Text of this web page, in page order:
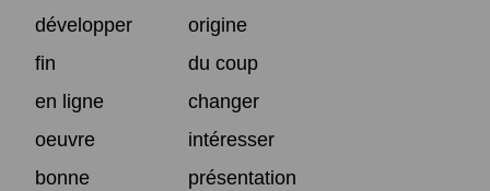
développer
origine
fin
du coup
en ligne
changer
oeuvre
intéresser
bonne
présentation